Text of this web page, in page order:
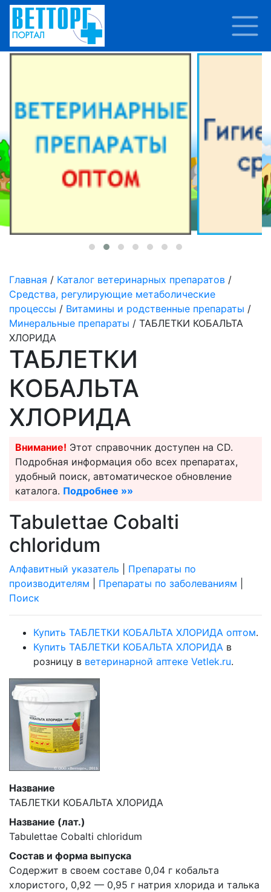
Главная / Каталог ветеринарных препаратов /
Средства, регулирующие метаболические
процессы / Витамины и родственные препараты /
Минеральные препараты / ТАБЛЕТКИ КОБАЛЬТА
ХЛОРИДА
ТАБЛЕТКИ
КОБАЛЬТА
ХЛОРИДА
Внимание! Этот справочник доступен на CD.
Подробная информация обо всех препаратах,
удобный поиск, автоматическое обновление
каталога. Подробнее »»
Tabulettae Cobalti
chloridum
Алфавитный указатель
Препараты по
производителям
Препараты по заболеваниям
Поиск
Купить ТАБЛЕТКИ КОБАЛЬТА ХЛОРИДА оптом.
Купить ТАБЛЕТКИ КОБАЛЬТА ХЛОРИДА в
розницу в ветеринарной аптеке Vetlek.ru.
Название
ТАБЛЕТКИ КОБАЛЬТА ХЛОРИДА
Название (лат.)
Tabulettae Cobalti chloridum
Состав и форма выпуска
Содержит в своем составе 0,04 г кобальта
хлористого, 0,92 — 0,95 г натрия хлорида и талька